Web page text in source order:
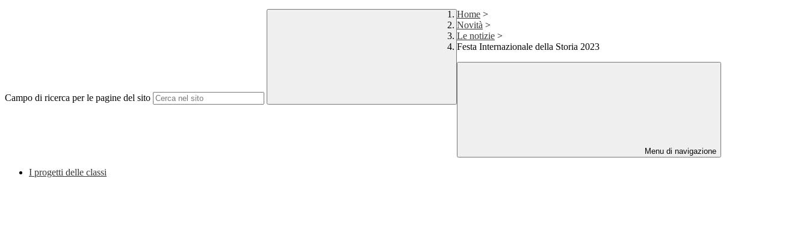
Campo di ricerca per le pagine del sito
Home >
Novità >
Le notizie >
Festa Internazionale della Storia 2023
Menu di navigazione
I progetti delle classi